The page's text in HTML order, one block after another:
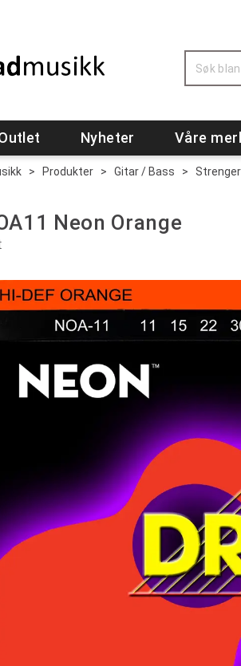
Nyheter Våre
> Produkter > Gitar / Bass > Strenger
Neon Orange